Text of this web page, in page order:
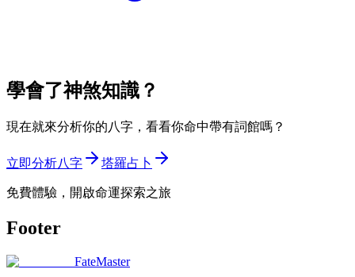
學會了神煞知識？
現在就來分析你的八字，看看你命中帶有詞館嗎？
立即分析八字 塔羅占卜
免費體驗，開啟命運探索之旅
Footer
FateMaster